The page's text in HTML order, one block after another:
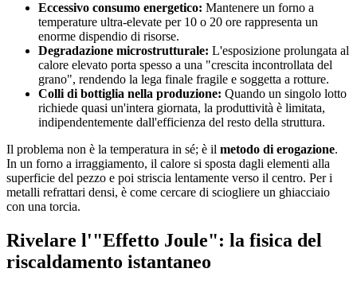
Eccessivo consumo energetico: Mantenere un forno a
temperature ultra-elevate per 10 o 20 ore rappresenta un
enorme dispendio di risorse.
Degradazione microstrutturale: L'esposizione prolungata al
calore elevato porta spesso a una "crescita incontrollata del
grano", rendendo la lega finale fragile e soggetta a rotture.
Colli di bottiglia nella produzione: Quando un singolo lotto
richiede quasi un'intera giornata, la produttività è limitata,
indipendentemente dall'efficienza del resto della struttura.
Il problema non è la temperatura in sé; è il metodo di erogazione.
In un forno a irraggiamento, il calore si sposta dagli elementi alla
superficie del pezzo e poi striscia lentamente verso il centro. Per i
metalli refrattari densi, è come cercare di sciogliere un ghiacciaio
con una torcia.
Rivelare l'"Effetto Joule": la fisica del
riscaldamento istantaneo